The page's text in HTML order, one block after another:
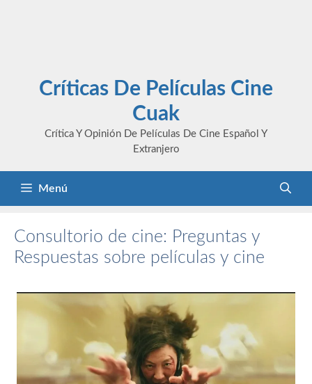
Críticas De Películas Cine
Cuak
Crítica Y Opinión De Películas De Cine Español Y
Extranjero
Menú
Consultorio de cine: Preguntas y
Respuestas sobre películas y cine